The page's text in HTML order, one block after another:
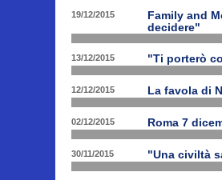
19/12/2015
Family and
decidere"
13/12/2015 "Ti porterò
12/12/2015 La favola di
02/12/2015 Roma 7
30/11/2015 "Una civiltà